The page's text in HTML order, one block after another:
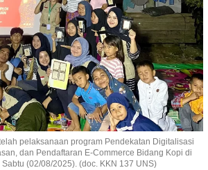
pelaksanaan program Pendekatan Digitalisasi
dan Pendaftaran E-Commerce Bidang Kopi di
(02/08/2025). (doc. KKN 137 UNS)